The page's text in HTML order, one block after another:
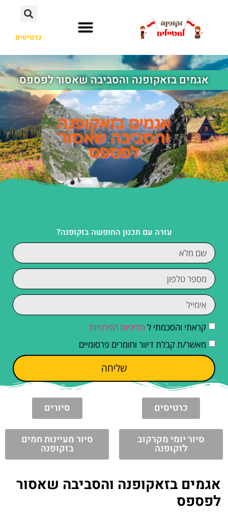
כרטיסים
אגמים בזאקופנה והסביבה שאסור לפספס
עזרה עם תכנון החופשה בזקופנה?
קראתי והסכמתי ל מדיניות הפרטיות
מאשר/ת קבלת דיוור וחומרים פרסומיים
שליחה
כרטיסים סיורים
סיור יומי מקרקוב
לזקופנה
סיור מעיינות חמים
בזקופנה
אגמים בזאקופנה והסביבה שאסור
לפספס